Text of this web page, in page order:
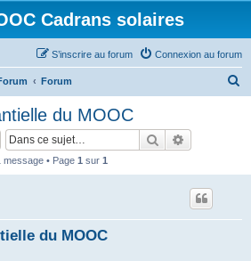
Cadrans solaires
Connexion au forum
S’inscrire au forum
Forum
du MOOC
Rechercher
message • Page 1 sur 1
du MOOC